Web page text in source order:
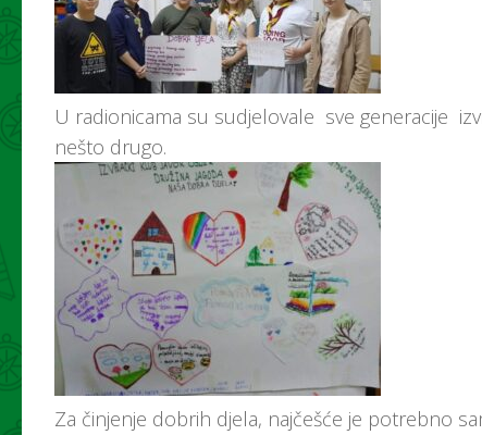
U radionicama su sudjelovale sve generacije
nešto drugo.
Za činjenje dobrih djela, najčešće je potrebno